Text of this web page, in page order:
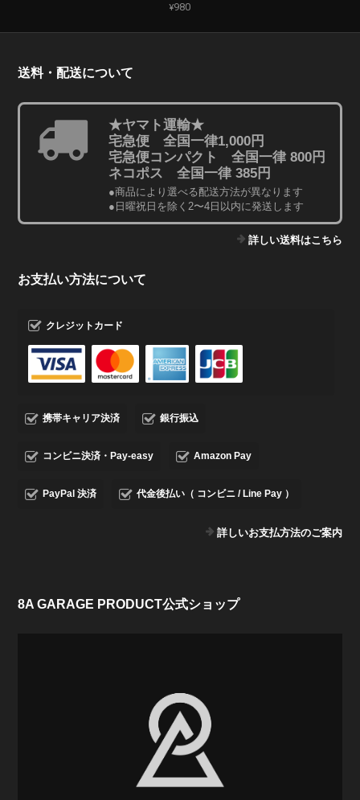
¥980
送料・配送について
★ヤマト運輸★
宅急便 全国一律1,000円
宅急便コンパクト 全国一律 800円
ネコポス 全国一律 385円
●商品により選べる配送方法が異なります
●日曜祝日を除く2〜4日以内に発送します
詳しい送料はこちら
お支払い方法について
クレジットカード
携帯キャリア決済 銀行振込
コンビニ決済・Pay-easy Amazon Pay
PayPal 決済 代金後払い（ コンビニ / Line Pay ）
詳しいお支払方法のご案内
8A GARAGE PRODUCT公式ショップ